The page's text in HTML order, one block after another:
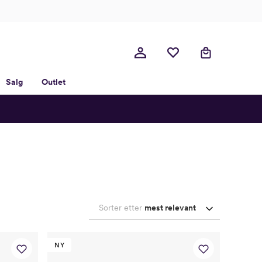
Salg Outlet
Sorter etter mest relevant
NY